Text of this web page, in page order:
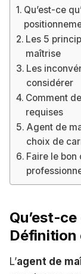
Qu’est-ce
Les 5
maîtrise
Les
considérer
Comment
requises
Agent de
choix de
Faire le
Qu’est-
Définition
L’agent de